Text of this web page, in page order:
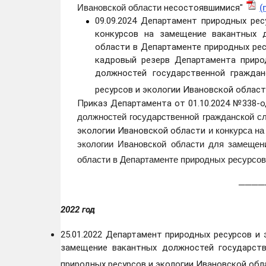
Ивановской области несостоявшимися"
09.09.2024 Департамент природных
конкурсов на замещение вакантных
области в Департаменте природных
кадровый резерв Департамента
должностей государственной
ресурсов и экологии Ивановской
Приказ Департамента от 01.10.2024 №338-
должностей государственной гражданской
экологии Ивановской области и конкурса
экологии Ивановской области для
области в Департаменте природных
──────── • ✤ •
2022 год
25.01.2022 Департамент природных ресурсов
замещение вакантных должностей